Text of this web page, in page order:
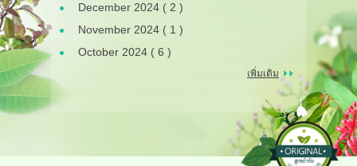
December 2024 ( 2 )
November 2024 ( 1 )
October 2024 ( 6 )
เพิ่มเติม